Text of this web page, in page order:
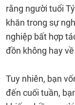
rằng người tuổi
khăn trong sự
nghiệp bất hợp
đồn không hay
Tuy nhiên, bạn
đến cuối tuần,